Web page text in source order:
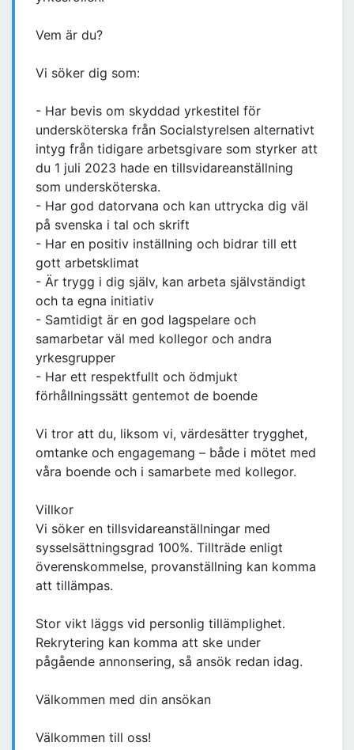
Vem är du?
Vi söker dig som:
- Har bevis om skyddad yrkestitel för
undersköterska från Socialstyrelsen alternativt
intyg från tidigare arbetsgivare som styrker att
du 1 juli 2023 hade en tillsvidareanställning
som undersköterska.
- Har god datorvana och kan uttrycka dig väl
på svenska i tal och skrift
- Har en positiv inställning och bidrar till ett
gott arbetsklimat
- Är trygg i dig själv, kan arbeta självständigt
och ta egna initiativ
- Samtidigt är en god lagspelare och
samarbetar väl med kollegor och andra
yrkesgrupper
- Har ett respektfullt och ödmjukt
förhållningssätt gentemot de boende
Vi tror att du, liksom vi, värdesätter trygghet,
omtanke och engagemang – både i mötet med
våra boende och i samarbete med kollegor.
Villkor
Vi söker en tillsvidareanställningar med
sysselsättningsgrad 100%. Tillträde enligt
överenskommelse, provanställning kan komma
att tillämpas.
Stor vikt läggs vid personlig tillämplighet.
Rekrytering kan komma att ske under
pågående annonsering, så ansök redan idag.
Välkommen med din ansökan
Välkommen till oss!